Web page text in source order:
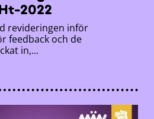
2022
revideringen inför
feedback och de
in,...